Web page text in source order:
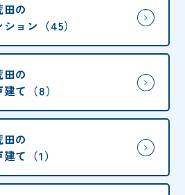
の
ョン（45）
の
て（8）
の
て（1）